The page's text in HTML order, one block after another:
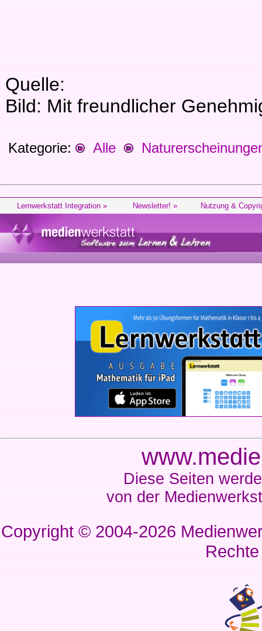
Quelle:
Bild: Mit freundlicher
Kategorie: Alle
Lernwerkstatt Integration » Newsletter! » Nutzung &
Diese Seiten
von der
Copyright © 2004-2026